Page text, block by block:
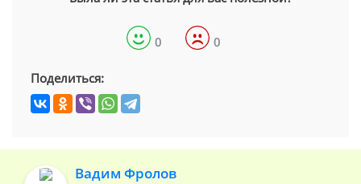
0 0
Поделиться:
Вадим Фролов